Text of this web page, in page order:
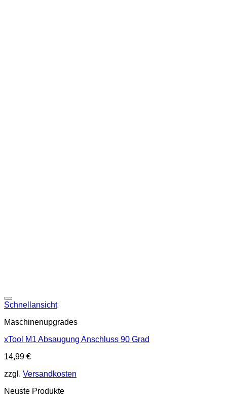
Schnellansicht
Maschinenupgrades
xTool M1 Absaugung Anschluss 90 Grad
14,99 €
zzgl. Versandkosten
Neuste Produkte